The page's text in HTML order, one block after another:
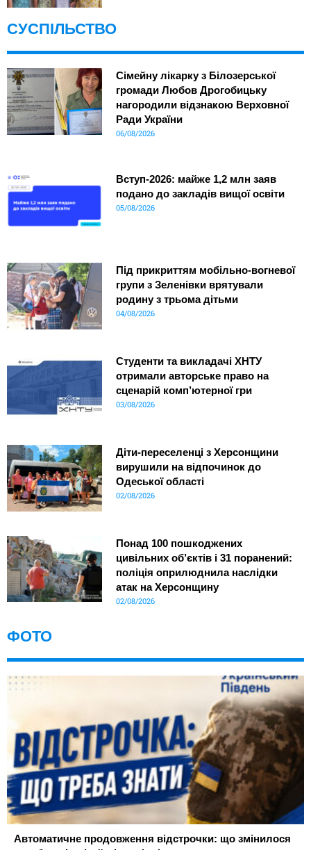
СУСПІЛЬСТВО
Сімейну лікарку з Білозерської
громади Любов Дрогобицьку
нагородили відзнакою Верховної
Ради України
06/08/2026
Вступ-2026: майже 1,2 млн заяв
подано до закладів вищої освіти
05/08/2026
Під прикриттям мобільно-вогневої
групи з Зеленівки врятували
родину з трьома дітьми
04/08/2026
Студенти та викладачі ХНТУ
отримали авторське право на
сценарій комп’ютерної гри
03/08/2026
Діти-переселенці з Херсонщини
вирушили на відпочинок до
Одеської області
02/08/2026
Понад 100 пошкоджених
цивільних об’єктів і 31 поранений:
поліція оприлюднила наслідки
атак на Херсонщину
02/08/2026
ФОТО
Автоматичне продовження відстрочки: що змінилося